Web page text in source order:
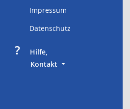
Impressum
Datenschutz
?
     Hilfe,
Kontakt